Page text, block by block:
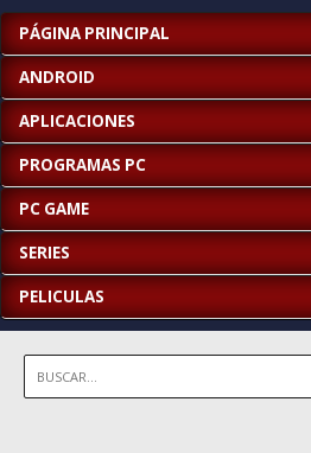
PÁGINA PRINCIPAL
ANDROID
APLICACIONES
PROGRAMAS PC
PC GAME
SERIES
PELICULAS